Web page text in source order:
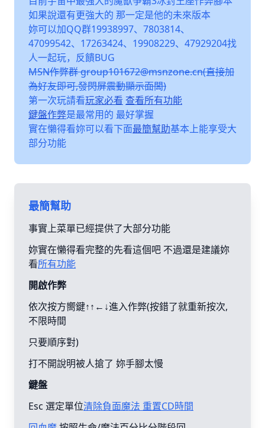
如果說還有更強大的 那一定是他的未來版本
妳可以加QQ群19938997、7803814、
47099542、17263424、19908229、47929204找
人一起玩，反饋BUG
MSN作弊群 group101672@msnzone.cn(直接加
為好友即可,發閃屏震動顯示面闆)
第一次玩請看玩家必看 查看所有功能
鍵盤作弊是最常用的 最好掌握
實在懶得看妳可以看下面最簡幫助基本上能享受大
部分功能
最簡幫助
事實上菜單已經提供了大部分功能
妳實在懶得看完整的先看這個吧 不過還是建議妳
看所有功能
開啟作弊
依次按方嚮鍵↑↑←↓進入作弊(按錯了就重新按次,
不限時間
只要順序對)
打不開說明被人搶了 妳手腳太慢
鍵盤
Esc 選定單位清除負面魔法 重置CD時間